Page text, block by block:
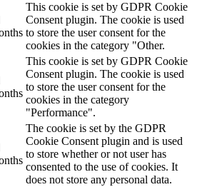
This cookie is set by GDPR Cookie
Consent plugin. The cookie is used
to store the user consent for the
cookies in the category "Other.
This cookie is set by GDPR Cookie
Consent plugin. The cookie is used
to store the user consent for the
cookies in the category
"Performance".
The cookie is set by the GDPR
Cookie Consent plugin and is used
to store whether or not user has
consented to the use of cookies. It
does not store any personal data.